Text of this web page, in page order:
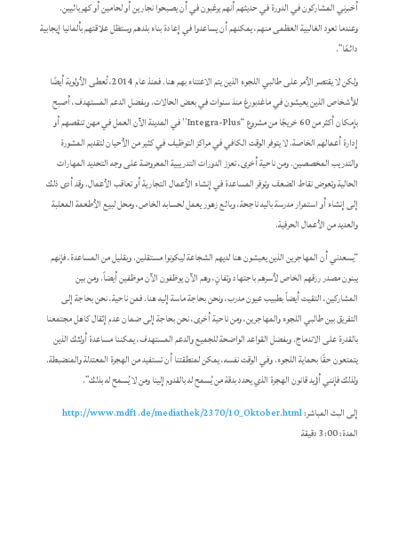
أخبرني المشاركون في الدورة في حديثهم أنهم يرغبون في أن يصبحوا نجارين أو لحامين أو كهربائيين.
وعندما تعود الغالبية العظمى منهم، يمكنهم أن يساعدوا في إعادة بناء بلدهم وستظل علاقتهم بألمانيا إيجابية
دائمًا”.
ولكن لا يقتصر الأمر على طالبي اللجوء الذين يتم الاعتناء بهم هنا. فمنذ عام 2014، تُعطى الأولوية أيضًا
للأشخاص الذين يعيشون في ماغدبورغ منذ سنوات في بعض الحالات. وبفضل الدعم المستهدف، أصبح
بإمكان أكثر من 60 خريجًا من مشروع “Integra-Plus” في المدينة الآن العمل في مهن تنقصهم أو
إدارة أعمالهم الخاصة. لا يتوفر الوقت الكافي في مراكز التوظيف في كثير من الأحيان لتقديم المشورة
والتدريب المخصصين. ومن ناحية أخرى، تعزز الدورات التدريبية المعروضة على وجه التحديد المهارات
الحالية وتعوض نقاط الضعف وتوفر المساعدة في إنشاء الأعمال التجارية أو تعاقب الأعمال. وقد أدى ذلك
إلى إنشاء أو استمرار مدرسة باليه ناجحة، وبائع زهور يعمل لحسابه الخاص، ومحل لبيع الأطعمة المعلبة
والعديد من الأعمال الحرفية.
“يسعدني أن المهاجرين الذين يعيشون هنا لديهم الشجاعة ليكونوا مستقلين. وبقليل من المساعدة، فإنهم
يبنون مصدر رزقهم الخاص لأسرهم باجتهاد وتفانٍ، وهم الآن يوظفون الآن موظفين أيضاً. ومن بين
المشاركين، التقيت أيضاً بطبيب عيون مدرب، ونحن بحاجة ماسة إليه هنا. فمن ناحية، نحن بحاجة إلى
التفريق بين طالبي اللجوء والمهاجرين، ومن ناحية أخرى، نحن بحاجة إلى ضمان عدم إثقال كاهل مجتمعنا
بالقدرة على الاندماج. وبفضل القواعد الواضحة للجميع والدعم المستهدف، يمكننا مساعدة أولئك الذين
يتمتعون حقًا بحماية اللجوء. وفي الوقت نفسه، يمكن لمنطقتنا أن تستفيد من الهجرة المعتدلة والمنضبطة.
ولذلك فإنني أؤيد قانون الهجرة الذي يحدد بدقة من يُسمح له بالقدوم إلينا ومن لا يُسمح له بذلك”.
إلى البث المباشر:http://www.mdf1.de/mediathek/2370/10_Oktober.html
المدة: 3:00 دقيقة